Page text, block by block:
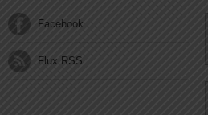
Facebook
Flux RSS